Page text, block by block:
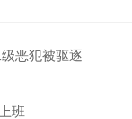
恶犯被驱逐
班